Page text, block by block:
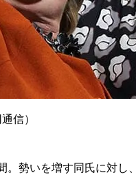
信）
勢いを増す同氏に対